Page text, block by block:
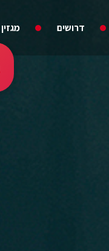
דרושים מגזין